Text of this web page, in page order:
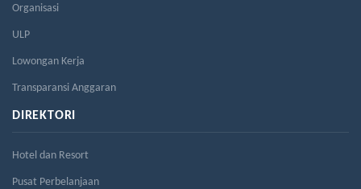
Organisasi
ULP
Lowongan Kerja
Transparansi Anggaran
DIREKTORI
Hotel dan Resort
Pusat Perbelanjaan